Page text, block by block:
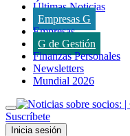
Últimas Noticias
Empresas G
Empresas
G de Gestión
Finanzas Personales
Newsletters
Mundial 2026
Suscríbete
Inicia sesión